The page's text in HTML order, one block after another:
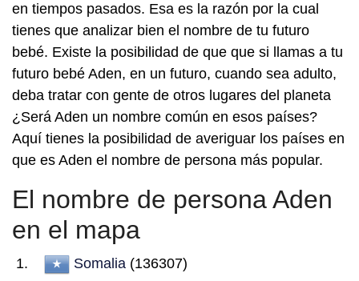
en tiempos pasados. Esa es la razón por la cual
tienes que analizar bien el nombre de tu futuro
bebé. Existe la posibilidad de que que si llamas a tu
futuro bebé Aden, en un futuro, cuando sea adulto,
deba tratar con gente de otros lugares del planeta
¿Será Aden un nombre común en esos países?
Aquí tienes la posibilidad de averiguar los países en
que es Aden el nombre de persona más popular.
El nombre de persona Aden
en el mapa
Somalia (136307)